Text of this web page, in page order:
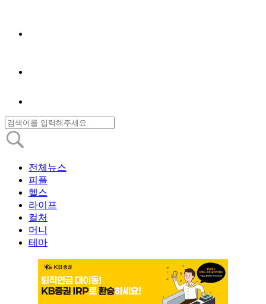
전체뉴스
피플
헬스
라이프
컬처
머니
테마